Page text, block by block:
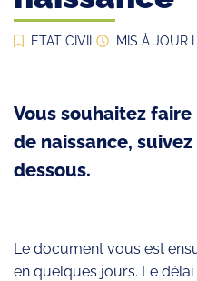
ETAT CIVIL MIS À JOUR
Vous souhaitez
de naissance,
dessous.
Le document vous est
en quelques jours. Le